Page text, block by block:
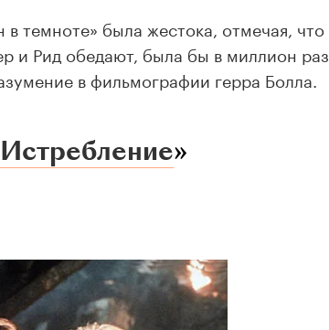
темноте» была жестока, отмечая, что
и Рид обедают, была бы в миллион раз
в фильмографии герра Болла.
»